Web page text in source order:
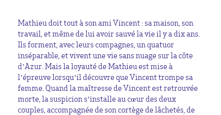
Mathieu doit tout à son ami Vincent : sa maison, son
travail, et même de lui avoir sauvé la vie il y a dix ans.
Ils forment, avec leurs compagnes, un quatuor
inséparable, et vivent une vie sans nuage sur la côte
d’Azur. Mais la loyauté de Mathieu est mise à
l’épreuve lorsqu’il découvre que Vincent trompe sa
femme. Quand la maîtresse de Vincent est retrouvée
morte, la suspicion s’installe au cœur des deux
couples, accompagnée de son cortège de lâchetés, de